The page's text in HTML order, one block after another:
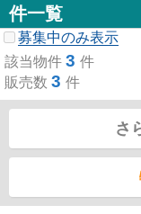
件一覧
募集中のみ表示
該当物件 3 件
販売数 3 件
さ